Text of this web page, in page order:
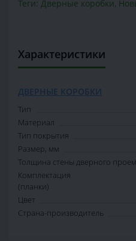
Теги: Дверные коробки,
Характеристики
ДВЕРНЫЕ КОРОБКИ
Тип
Материал
Тип покрытия
Размер, мм
Толщина стены дверного
Комплектация
(планки)
Цвет
Страна-производитель